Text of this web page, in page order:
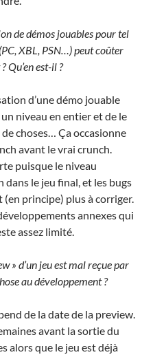
de démos jouables pour tel
XBL, PSN…) peut coûter
Qu’en est-il ?
d’une démo jouable
niveau en entier et de le
choses… Ça occasionne
avant le vrai crunch.
puisque le niveau
le jeu final, et les bugs
principe) plus à corriger.
annexes qui
assez limité.
» d’un jeu est mal reçue par
au développement ?
de la date de la preview.
avant la sortie du
alors que le jeu est déjà